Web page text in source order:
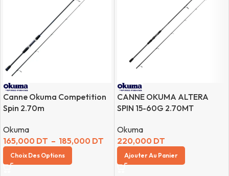
Canne Okuma Competition
Spin 2.70m
Okuma
165,000 DT – 185,000 DT
Choix Des Options
CANNE OKUMA ALTERA
SPIN 15-60G 2.70MT
Okuma
220,000 DT
Ajouter Au Panier